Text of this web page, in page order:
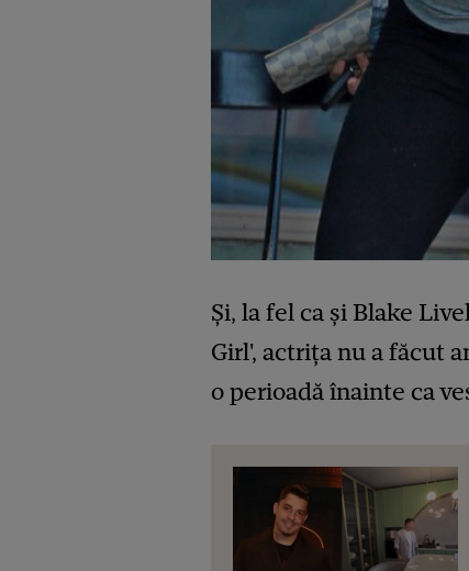
Şi, la fel ca şi Blake
Girl', actriţa nu a făcut
o perioadă înainte ca